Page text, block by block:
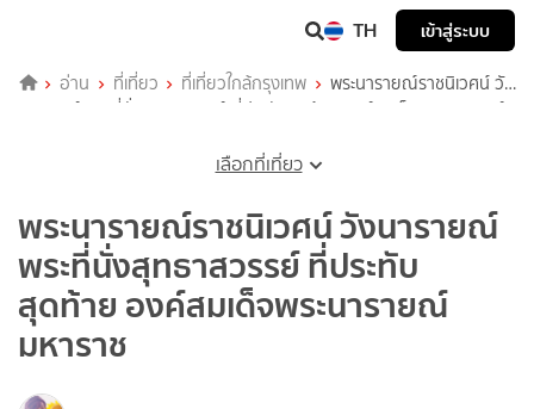
TH เข้าสู่ระบบ
อ่าน ที่เที่ยว ที่เที่ยวใกล้กรุงเทพ
พระนารายณ์ราชนิเวศน์ วัง
นารายณ์ พระที่นั่งสุทธาสวรรย์ ที่ประทับสุดท้าย องค์สมเด็จพระนารายณ์
เลือกที่เที่ยว
พระนารายณ์ราชนิเวศน์ วังนารายณ์
พระที่นั่งสุทธาสวรรย์ ที่ประทับ
สุดท้าย องค์สมเด็จพระนารายณ์
มหาราช